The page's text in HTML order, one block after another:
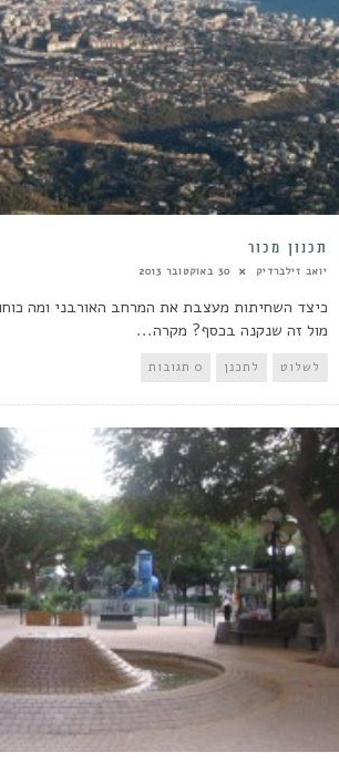
תכנון מכור
יואב זילברדיק 30 באוקטובר 2013
כיצד השחיתות מעצבת את המרחב האורבני ומה
מול זה שנקנה בכסף? מקרה...
לשלוט לתכנן 0 תגובות